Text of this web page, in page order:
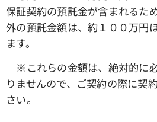
保証契約の預託金が含まれるた
外の預託金額は、約１００万円
ます。
※これらの金額は、絶対的に
りませんので、ご契約の際に契
さい。